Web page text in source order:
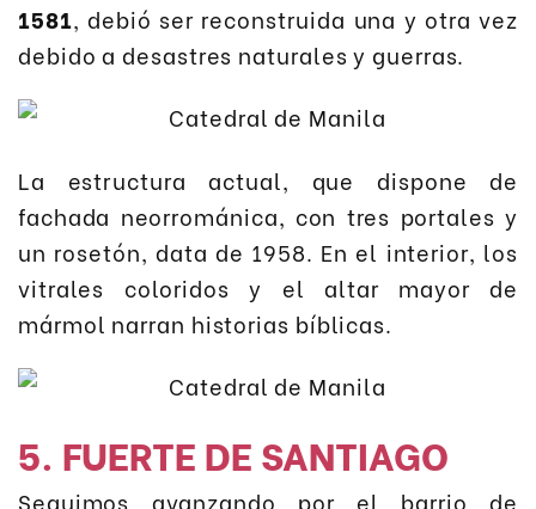
1581, debió ser reconstruida una y otra vez
debido a desastres naturales y guerras.
La estructura actual, que dispone de
fachada neorrománica, con tres portales y
un rosetón, data de 1958. En el interior, los
vitrales coloridos y el altar mayor de
mármol narran historias bíblicas.
5. FUERTE DE SANTIAGO
Seguimos avanzando por el barrio de